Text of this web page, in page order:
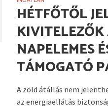
HÉTFŐTŐL
NAPELEMES
TÁMOGATÓ
A zöld átállás nem
az energiaellátás